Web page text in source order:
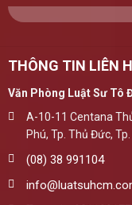
THÔNG TIN LIÊN
Văn Phòng Luật Sư Tô
A-10-11 Centana
Phú, Tp. Thủ Đức, Tp.
(08) 38 991104